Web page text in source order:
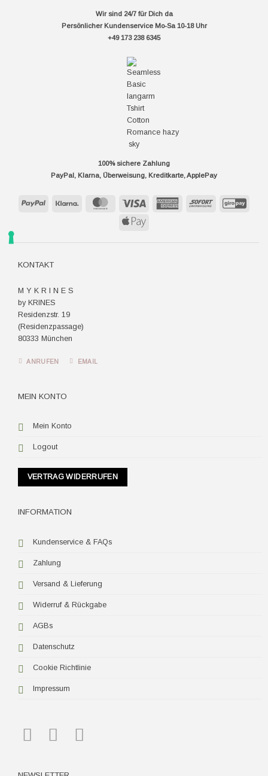
Wir sind 24/7 für Dich da
Persönlicher Kundenservice Mo-Sa 10-18 Uhr
+49 173 238 6345
100% sichere Zahlung
PayPal, Klarna, Überweisung, Kreditkarte, ApplePay
PayPal Klarna MasterCard Visa
AmericanSofort
Apple
KONTAKT
M Y K R I N E S
by KRINES
Residenzstr. 19
(Residenzpassage)
80333 München
ANRUFEN EMAIL
MEIN KONTO
Mein Konto
Logout
VERTRAG WIDERRUFEN
INFORMATION
Kundenservice & FAQs
Zahlung
Versand & Lieferung
Widerruf & Rückgabe
AGBs
Datenschutz
Cookie Richtlinie
Impressum